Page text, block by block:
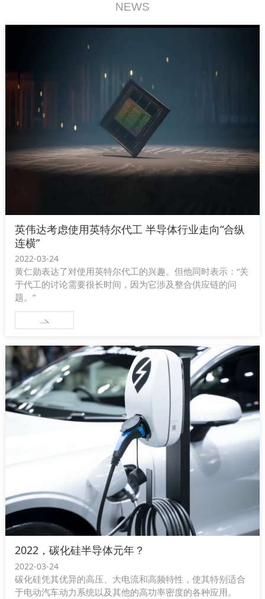
NEWS
英伟达考虑使用英特尔代工 半导体行业走向“合纵
连横”
2022-03-24
黄仁勋表达了对使用英特尔代工的兴趣。但他同时表示：“关
于代工的讨论需要很长时间，因为它涉及整合供应链的问
题。”
2022，碳化硅半导体元年？
2022-03-24
碳化硅凭其优异的高压、大电流和高频特性，使其特别适合
于电动汽车动力系统以及其他的高功率密度的各种应用。